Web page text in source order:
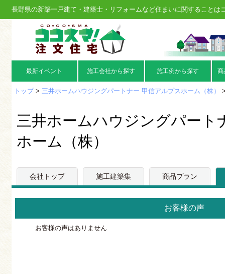
長野県の新築一戸建て・建築士・リフォームなど住まいに関することは
最新イベント 施工会社から探す 施工例から探す 商
トップ> 三井ホームハウジングパートナー 甲信アルプスホーム（株）
三井ホームハウジングパート
ホーム（株）
会社トップ 施工建築集 商品プラン
お客様の声
お客様の声はありません